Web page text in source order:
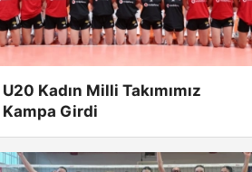
U20 Kadın Milli Takımımız
Kampa Girdi